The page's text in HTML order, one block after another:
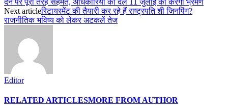
Next articleरिटायरमेंट की तैयारी कर रहे हैं राष्ट्रपति शी जिनपिंग?
राजनीतिक भविष्य को लेकर अटकलें तेज
Editor
RELATED ARTICLESMORE FROM AUTHOR